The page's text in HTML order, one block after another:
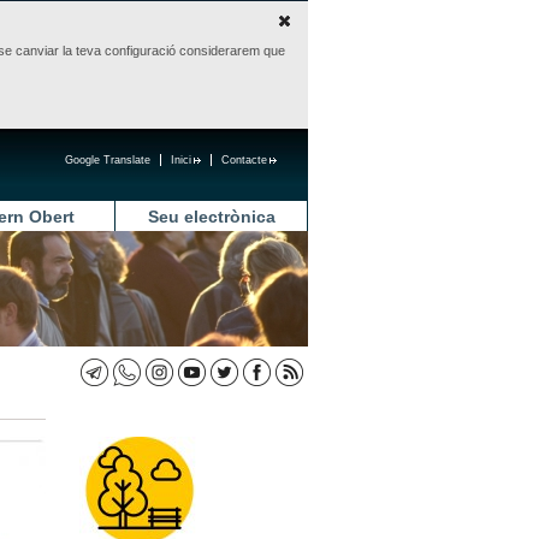
canviar la teva configuració considerarem que
Contacte
Inici
Google Translate
Obert Seu electrònica